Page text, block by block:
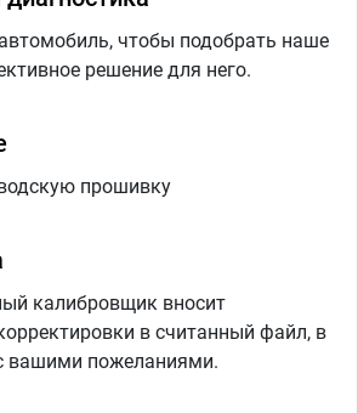
чтобы подобрать наше
решение для него.
прошивку
калибровщик вносит
в считанный файл, в
вашими пожеланиями.